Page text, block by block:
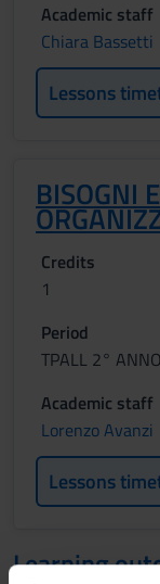
Academic staff
Chiara Bassetti
Lessons
BISOGNI
Credits
1
Period
TPALL 2°
Academic staff
Lorenzo Avanzi
Lessons
Learning